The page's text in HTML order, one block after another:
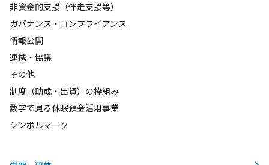
非資金的支援（伴走支援等）
ガバナンス・コンプライアンス
情報公開
連携・協議
その他
制度（助成・出資）の枠組み
数字で見る休眠預金活用事業
シンボルマーク